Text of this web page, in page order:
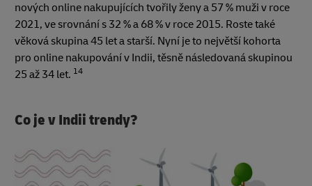
nových online nakupujících tvořily ženy a 57 % muži v roce
2021, ve srovnání s 32 % a 68 % v roce 2015. Roste také
věková skupina 45 let a starší. Nyní je to největší kohorta
pro online nakupování v Indii, těsně následovaná skupinou
25 až 34 let. 14
Co je v Indii trendy?